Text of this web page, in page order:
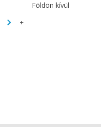
Földön kívül
+